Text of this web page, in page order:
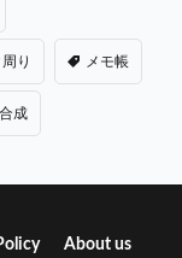
り メモ帳
成
About us